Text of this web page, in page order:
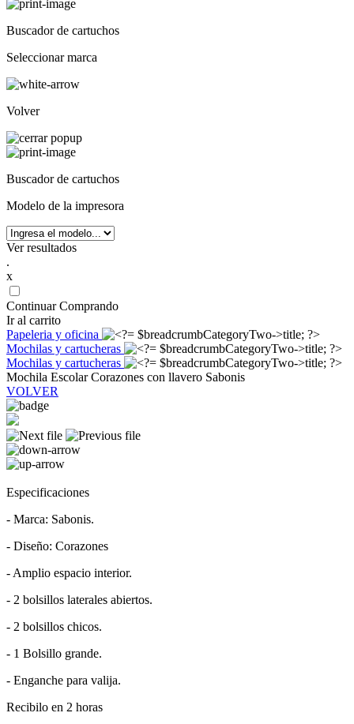
Buscador de cartuchos
Seleccionar marca
Volver
Buscador de cartuchos
Modelo de la impresora
Ver resultados
.
x
Continuar Comprando
Ir al carrito
Papeleria y oficina
Mochilas y cartucheras
Mochilas y cartucheras
Mochila Escolar Corazones con llavero Sabonis
VOLVER
Especificaciones
- Marca: Sabonis.
- Diseño: Corazones
- Amplio espacio interior.
- 2 bolsillos laterales abiertos.
- 2 bolsillos chicos.
- 1 Bolsillo grande.
- Enganche para valija.
Recibilo en 2 horas